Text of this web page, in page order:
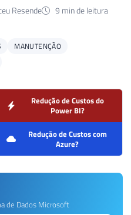
Resende
9 min de leitura
MANUTENÇÃO
Redução de Custos do
Power BI?
Redução de Custos com
Azure?
de Dados Microsoft